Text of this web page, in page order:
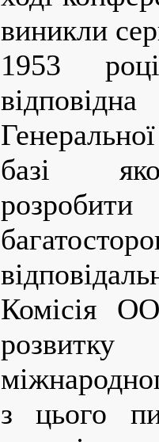
виникли
1953
базі
Комісія
з цього